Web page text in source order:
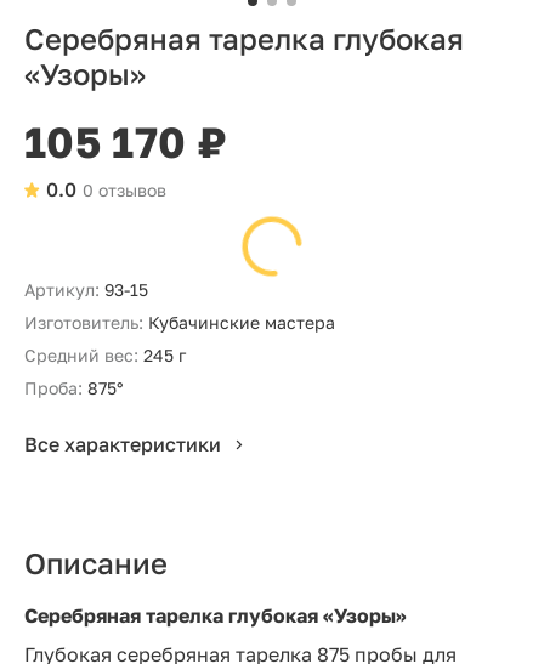
Серебряная тарелка глубокая
«Узоры»
105 170 ₽
0 отзывов
0.0
Артикул: 93-15
Изготовитель: Кубачинские мастера
Средний вес: 245 г
Проба: 875°
Все характеристики
Описание
Серебряная тарелка глубокая «Узоры»
Глубокая серебряная тарелка 875 пробы для